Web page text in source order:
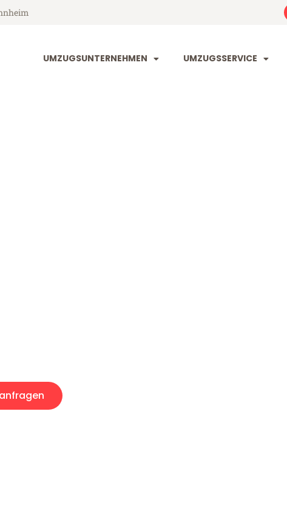
UMZUGSUNTERNEHMEN UMZUGSSERVICE
anfragen